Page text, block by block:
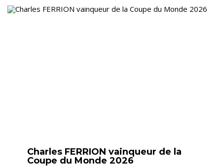
Charles FERRION vainqueur de la
Coupe du Monde 2026